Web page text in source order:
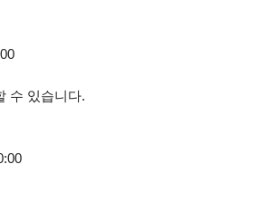
수 있습니다.